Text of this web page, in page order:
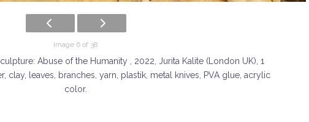
Image 6 of 38
Abuse of the Humanity , 2022, Jurita Kalite (London UK), 1
clay, leaves, branches, yarn, plastik, metal knives, PVA glue, acrylic
color.